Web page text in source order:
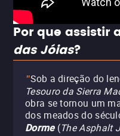
Por que assistir
das Jóias?
"Sob a direção do
Tesouro da Sierra
obra se tornou um
dos meados do
Dorme(The Asphalt